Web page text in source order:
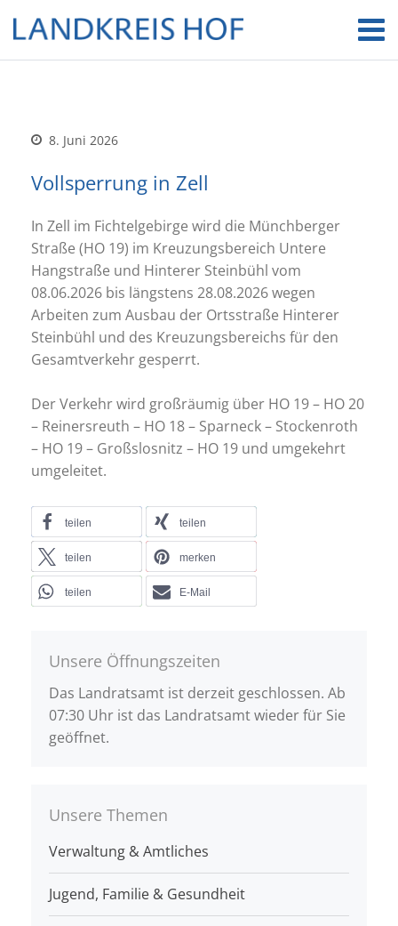
8. Juni 2026
Vollsperrung in Zell
In Zell im Fichtelgebirge wird die Münchberger
Straße (HO 19) im Kreuzungsbereich Untere
Hangstraße und Hinterer Steinbühl vom
08.06.2026 bis längstens 28.08.2026 wegen
Arbeiten zum Ausbau der Ortsstraße Hinterer
Steinbühl und des Kreuzungsbereichs für den
Gesamtverkehr gesperrt.
Der Verkehr wird großräumig über HO 19 – HO 20
– Reinersreuth – HO 18 – Sparneck – Stockenroth
– HO 19 – Großslosnitz – HO 19 und umgekehrt
umgeleitet.
teilen teilen
teilen merken
teilen E-Mail
Unsere Öffnungszeiten
Das Landratsamt ist derzeit geschlossen. Ab
07:30 Uhr ist das Landratsamt wieder für Sie
geöffnet.
Unsere Themen
Verwaltung & Amtliches
Jugend, Familie & Gesundheit